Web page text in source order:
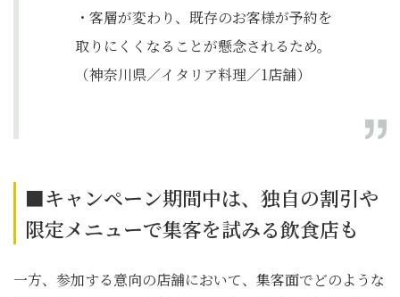
・客層が変わり、既存のお客様が予約を
取りにくくなることが懸念されるため。
（神奈川県／イタリア料理／1店舗）
■キャンペーン期間中は、独自の割引や
限定メニューで集客を試みる飲食店も
一方、参加する意向の店舗において、集客面でどのような